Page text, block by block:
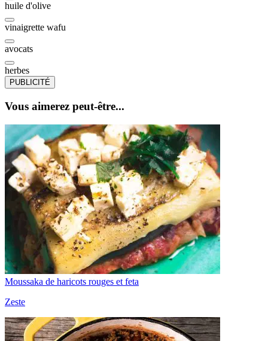
huile d'olive
vinaigrette wafu
avocats
herbes
PUBLICITÉ
Vous aimerez peut-être...
Moussaka de haricots rouges et feta
Zeste